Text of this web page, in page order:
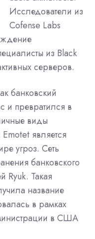
Исследователи из
Cofense Labs
из Black
серверов.
банковский
и превратился в
виды
является
угроз. Сеть
банковского
Ryuk. Такая
название
в рамках
в США